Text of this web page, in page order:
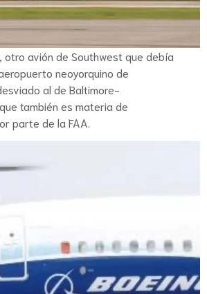
otro avión de Southwest que debía
neoyorquino de
al de Baltimore-
también es materia de
parte de la FAA.